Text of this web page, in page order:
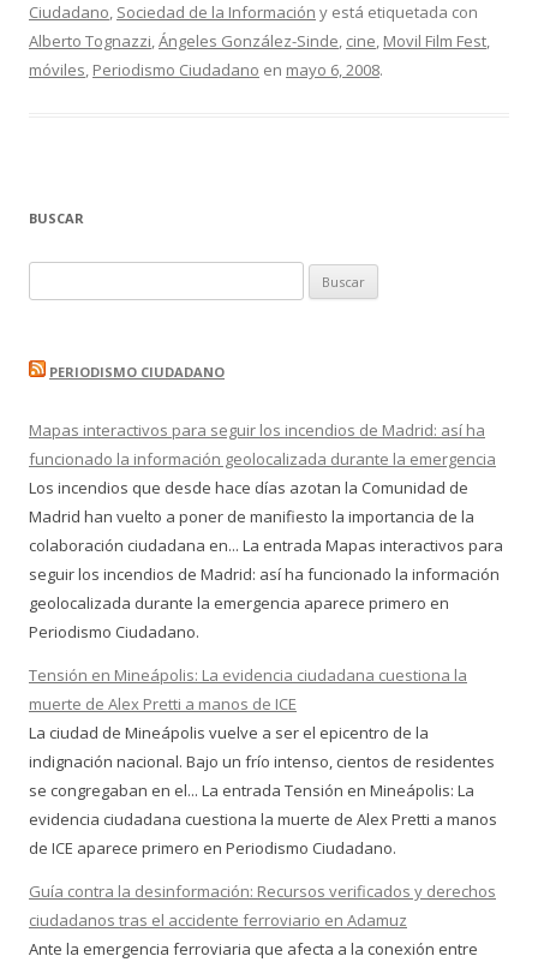
Ciudadano, Sociedad de la Información y está etiquetada con
Alberto Tognazzi,Ángeles González-Sinde, cine, Movil Film Fest,
móviles, Periodismo Ciudadano en mayo 6, 2008.
BUSCAR
PERIODISMO CIUDADANO
Mapas interactivos para seguir los incendios de Madrid: así ha
funcionado la información geolocalizada durante la emergencia
Los incendios que desde hace días azotan la Comunidad de
Madrid han vuelto a poner de manifiesto la importancia de la
colaboración ciudadana en... La entrada Mapas interactivos para
seguir los incendios de Madrid: así ha funcionado la información
geolocalizada durante la emergencia aparece primero en
Periodismo Ciudadano.
Tensión en Mineápolis: La evidencia ciudadana cuestiona la
muerte de Alex Pretti a manos de ICE
La ciudad de Mineápolis vuelve a ser el epicentro de la
indignación nacional. Bajo un frío intenso, cientos de residentes
se congregaban en el... La entrada Tensión en Mineápolis: La
evidencia ciudadana cuestiona la muerte de Alex Pretti a manos
de ICE aparece primero en Periodismo Ciudadano.
Guía contra la desinformación: Recursos verificados y derechos
ciudadanos tras el accidente ferroviario en Adamuz
Ante la emergencia ferroviaria que afecta a la conexión entre